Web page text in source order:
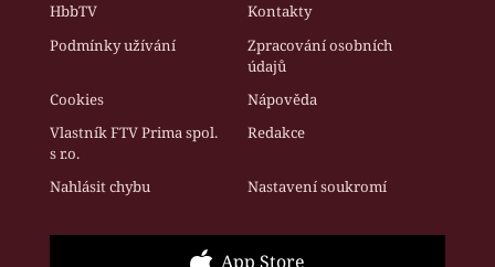
HbbTV
Kontakty
Podmínky užívání
Zpracování osobních
údajů
Cookies
Nápověda
Vlastník FTV Prima spol.
s r.o.
Redakce
Nahlásit chybu Nastavení soukromí
App Store